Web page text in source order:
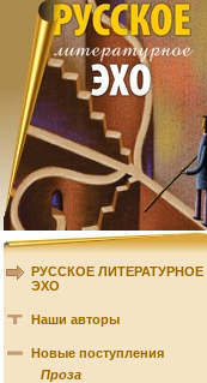
РУССКОЕ ЛИТЕРАТУРНОЕ
ЭХО
Наши авторы
Новые поступления
Проза